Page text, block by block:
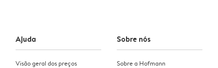
Ajuda
Visão geral dos preços
Sobre nós
Sobre a Hofmann